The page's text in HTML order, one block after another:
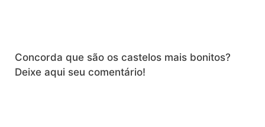
Concorda que são os castelos mais bonitos?
Deixe aqui seu comentário!